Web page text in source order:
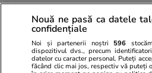
Funes, Armani sau Pablo
„jecmăneală” și „cea mai
lume”
Nouă ne pasă ca datele
confidențiale
Noi și partenerii noștri 596
dispozitivul dvs., precum
datelor cu caracter personal. Puteți
făcând clic mai jos, respectiv vă puteți